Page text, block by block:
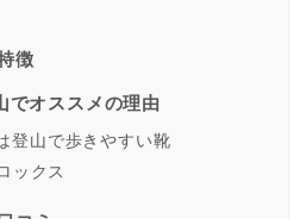
徴
でオススメの理由
登山で歩きやすい靴
ックス